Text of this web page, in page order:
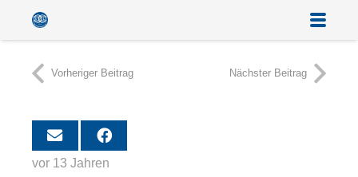
Vorheriger Beitrag Nächster Beitrag
vor 13 Jahren